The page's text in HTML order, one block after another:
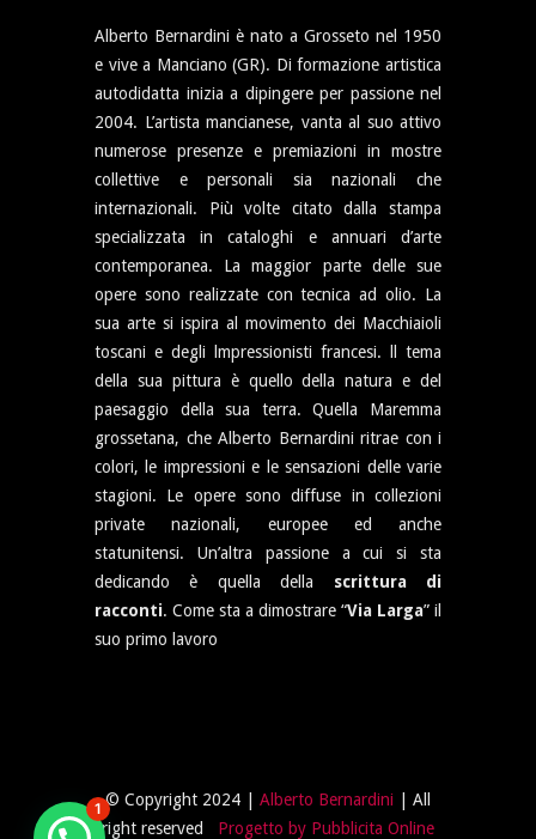
Alberto Bernardini è nato a Grosseto nel 1950
e vive a Manciano (GR). Di formazione artistica
autodidatta inizia a dipingere per passione nel
2004. L’artista mancianese, vanta al suo attivo
numerose presenze e premiazioni in mostre
collettive e personali sia nazionali che
internazionali. Più volte citato dalla stampa
specializzata in cataloghi e annuari d’arte
contemporanea. La maggior parte delle sue
opere sono realizzate con tecnica ad olio. La
sua arte si ispira al movimento dei Macchiaioli
toscani e degli lmpressionisti francesi. ll tema
della sua pittura è quello della natura e del
paesaggio della sua terra. Quella Maremma
grossetana, che Alberto Bernardini ritrae con i
colori, le impressioni e le sensazioni delle varie
stagioni. Le opere sono diffuse in collezioni
private nazionali, europee ed anche
statunitensi. Un’altra passione a cui si sta
dedicando è quella della scrittura di
racconti. Come sta a dimostrare “Via Larga” il
suo primo lavoro
© Copyright 2024 | Alberto Bernardini | All
right reserved Progetto by Pubblicita Online
1